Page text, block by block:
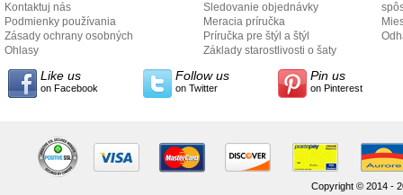
Kontaktuj nás
Podmienky používania
Zásady ochrany osobných
údajov
Ohlasy
Sledovanie objednávky
Meracia príručka
Príručka pre štýl a štýl
Základy starostlivosti o šaty
Like us
on Facebook
Follow us
on Twitter
Pin us
on Pinterest
Copyright © 2014 -